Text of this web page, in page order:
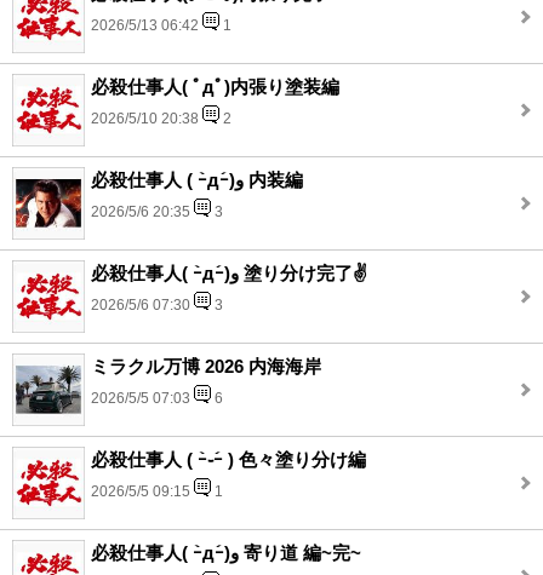
2026/5/13 06:42 1
必殺仕事人( ﾟдﾟ)内張り塗装編
2026/5/10 20:38 2
必殺仕事人 ( ｰ̀дｰ́)و 内装編
2026/5/6 20:35 3
必殺仕事人( ｰ̀дｰ́)و 塗り分け完了✌️
2026/5/6 07:30 3
ミラクル万博 2026 内海海岸
2026/5/5 07:03 6
必殺仕事人 ( ｰ̀֊ｰ́ ) 色々塗り分け編
2026/5/5 09:15 1
必殺仕事人( ｰ̀дｰ́)و 寄り道 編~完~